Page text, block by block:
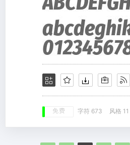
免费 字符 673 风格 11